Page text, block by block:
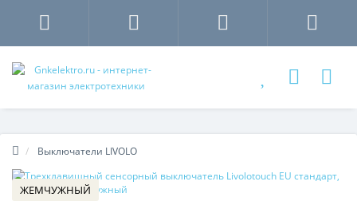
Выключатели LIVOLO
ЖЕМЧУЖНЫЙ